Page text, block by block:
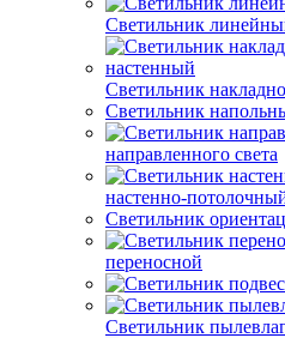
Светильник
Светильник
Светильник
направленного света
настенно-
Светильник
переносной
Светильник